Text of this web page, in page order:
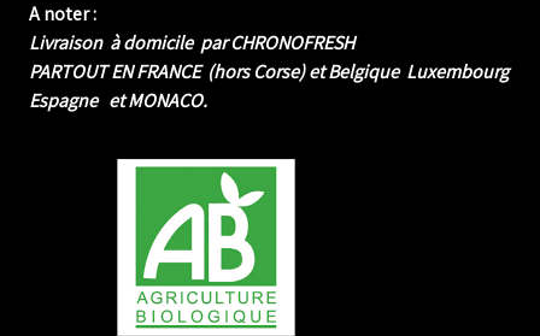
A noter :
Livraison à domicile par CHRONOFRESH
PARTOUT EN FRANCE (hors Corse) et Belgique Luxembourg
Espagne et MONACO.